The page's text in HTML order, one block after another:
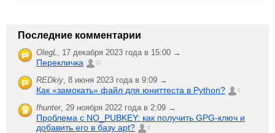
Последние комментарии
OlegL, 17 декабря 2023 года в 15:00 →
Перекличка 21
REDkiy, 8 июня 2023 года в 9:09 →
Как «замокать» файл для юниттеста в Python? 2
fhunter, 29 ноября 2022 года в 2:09 →
Проблема с NO_PUBKEY: как получить GPG-ключ и
добавить его в базу apt?
6